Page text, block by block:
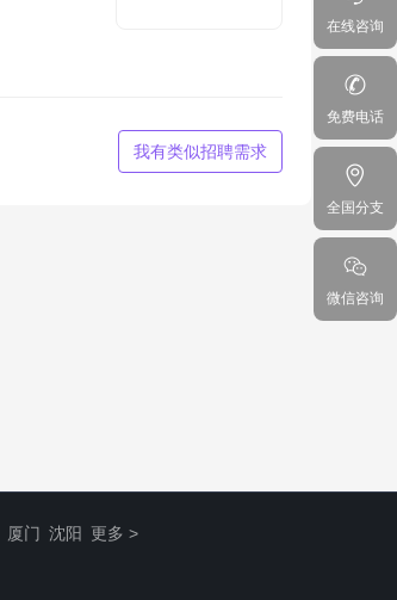
我有类似招聘需求
厦门 沈阳 更多 >
在线咨询
免费电话
全国分支
微信咨询